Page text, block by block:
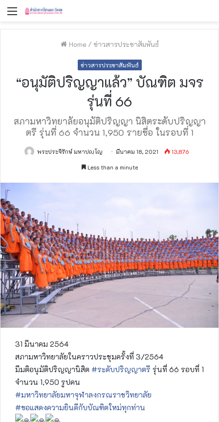
Menu
Home / ข่าวสารประชาสัมพันธ์
ข่าวสารประชาสัมพันธ์
“อนุมัติปริญญาแล้ว” บัณฑิต มจร
รุ่นที่ 66
สภามหาวิทยาลัยอนุมัติปริญญา นิสิตระดับปริญญา
ตรี รุ่นที่ 66 จำนวน 1,950 รายชื่อ ในรอบที่ 1
พระประจิรักษ์ มหาปญฺโญ มีนาคม 18, 2021
13,876
Less than a minute
31 มีนาคม 2564
สภามหาวิทยาลัยในคราวประชุมครั้งที่ 3/2564
มีมติอนุมัติปริญญานิสิต #ระดับปริญญาตรี รุ่นที่ 66 รอบที่ 1
จำนวน 1,950 รูปคน
#มหาวิทยาลัยมหาจุฬาลงกรณราชวิทยาลัย
#ขอแสดงความยินดีกับบัณฑิตใหม่ทุกท่าน